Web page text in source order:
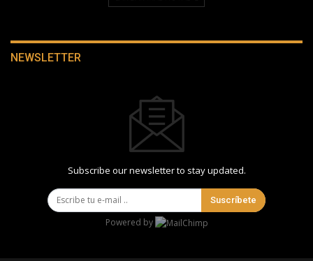
NEWSLETTER
Subscribe our newsletter to stay updated.
Suscríbete
Powered by